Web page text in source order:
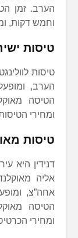
הערב. זמן
וחמש דקות,
טיסות
טיסות
הערב,
הטיסה
ומחירי הטיסות
טיסות
דנידין היא
אליה
אחה”צ,
הטיסה
ומחירי הכרטיסים